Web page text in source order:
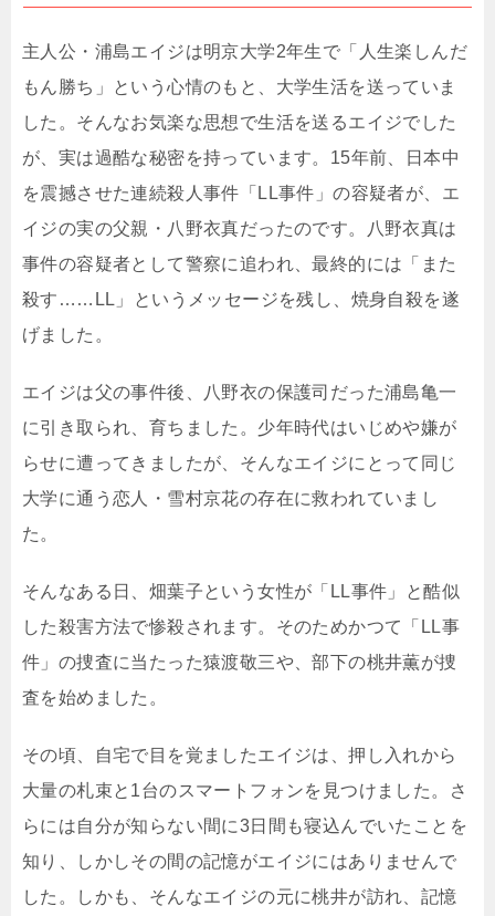
主人公・浦島エイジは明京大学2年生で「人生楽しんだ
もん勝ち」という心情のもと、大学生活を送っていま
した。そんなお気楽な思想で生活を送るエイジでした
が、実は過酷な秘密を持っています。15年前、日本中
を震撼させた連続殺人事件「LL事件」の容疑者が、エ
イジの実の父親・八野衣真だったのです。八野衣真は
事件の容疑者として警察に追われ、最終的には「また
殺す……LL」というメッセージを残し、焼身自殺を遂
げました。
エイジは父の事件後、八野衣の保護司だった浦島亀一
に引き取られ、育ちました。少年時代はいじめや嫌が
らせに遭ってきましたが、そんなエイジにとって同じ
大学に通う恋人・雪村京花の存在に救われていまし
た。
そんなある日、畑葉子という女性が「LL事件」と酷似
した殺害方法で惨殺されます。そのためかつて「LL事
件」の捜査に当たった猿渡敬三や、部下の桃井薫が捜
査を始めました。
その頃、自宅で目を覚ましたエイジは、押し入れから
大量の札束と1台のスマートフォンを見つけました。さ
らには自分が知らない間に3日間も寝込んでいたことを
知り、しかしその間の記憶がエイジにはありませんで
した。しかも、そんなエイジの元に桃井が訪れ、記憶